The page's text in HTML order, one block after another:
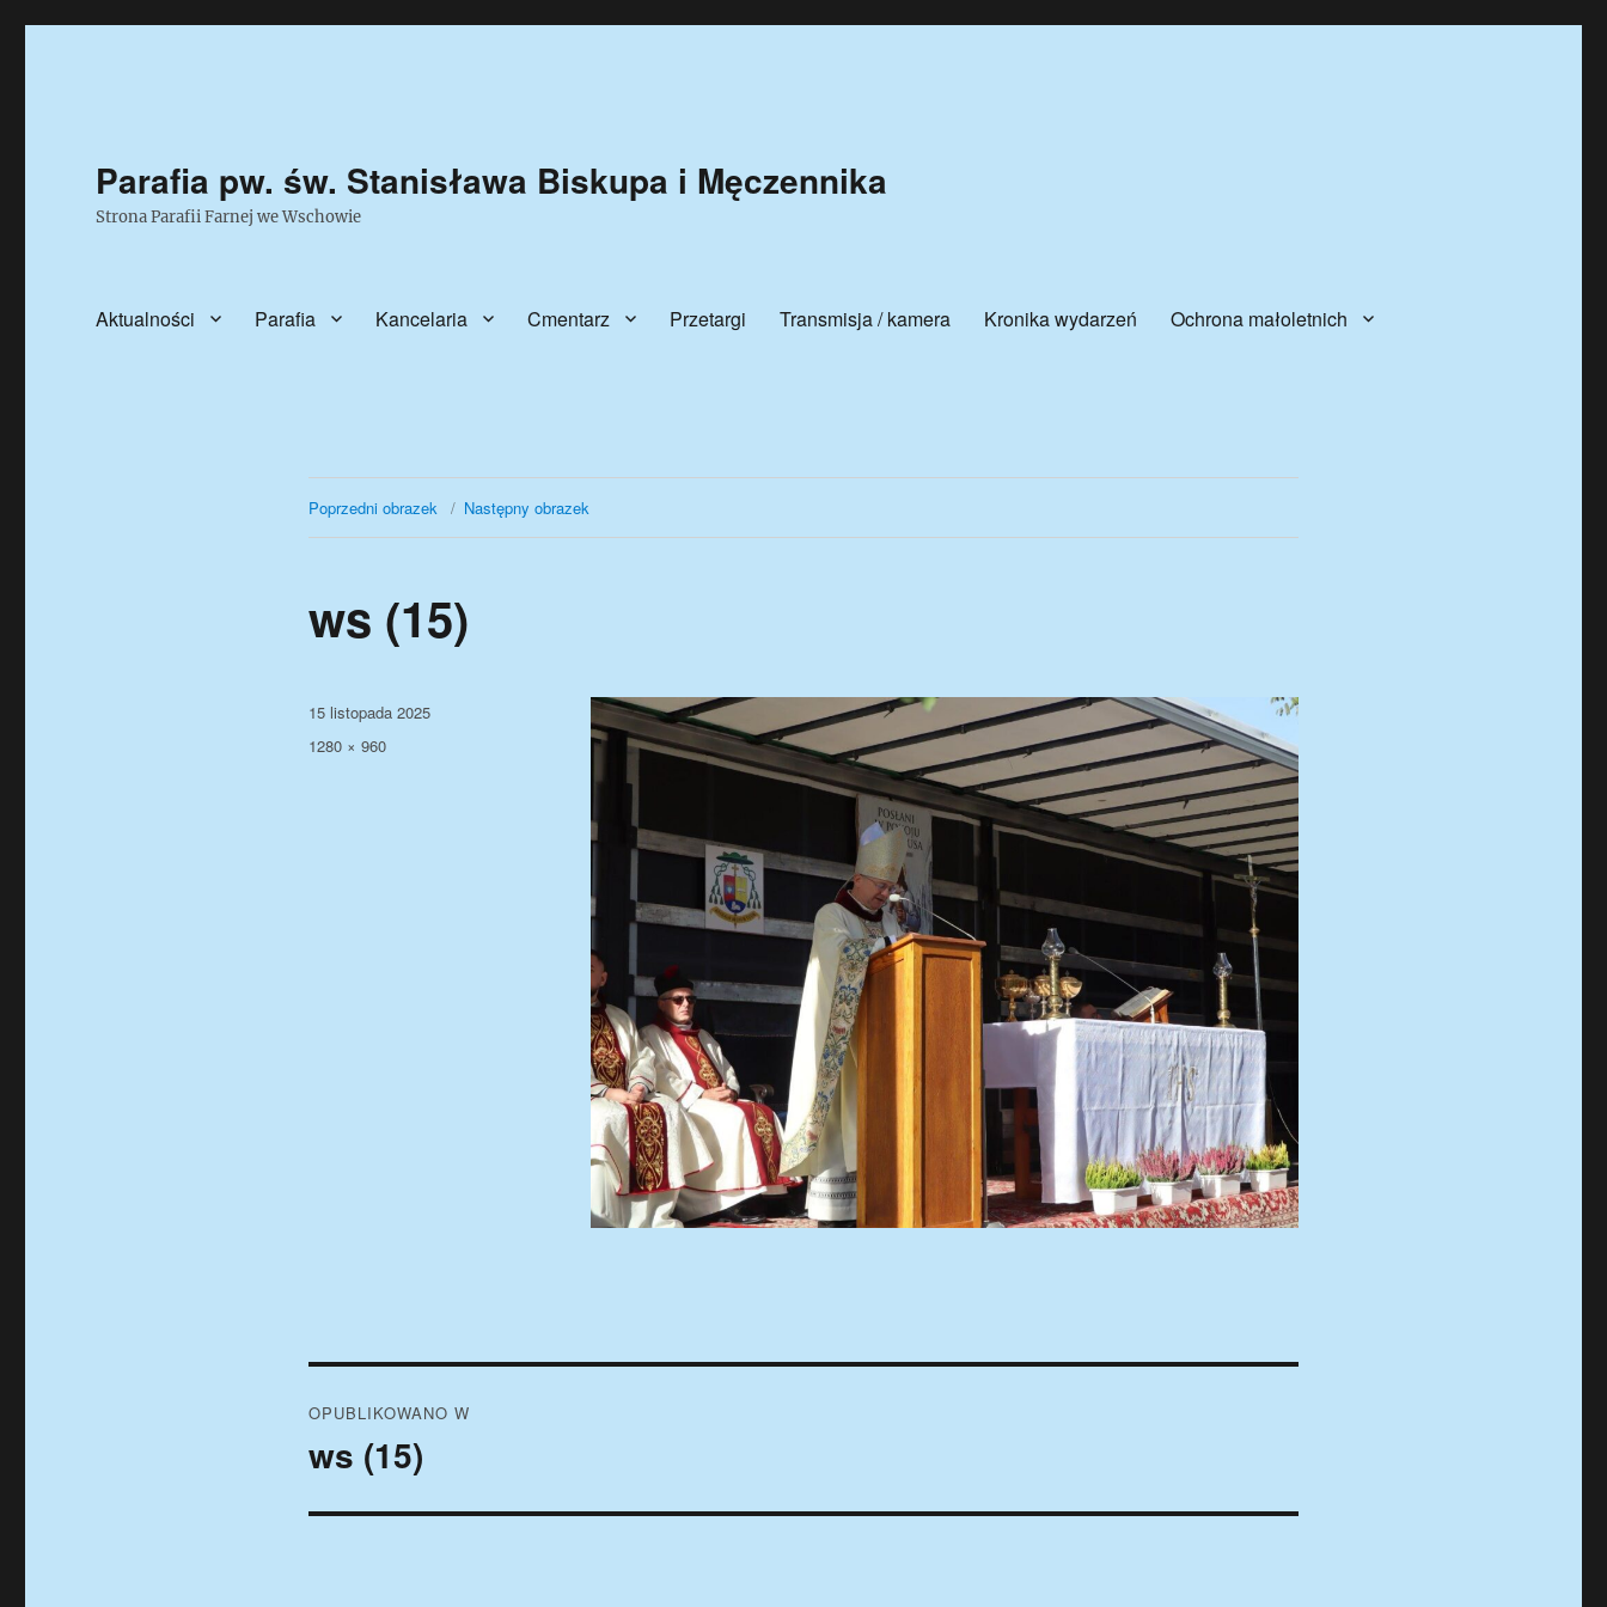
Parafia pw. św. Stanisława Biskupa i Męczennika
Strona Parafii Farnej we Wschowie
Aktualności Parafia Kancelaria Cmentarz Przetargi Transmisja / kamera Kronika wydarzeń Ochrona małoletnich
Poprzedni obrazek Następny obrazek
ws (15)
Data
publikacji
15 listopada 2025
Pełny
1280 × 960
wpisu
OPUBLIKOWANO W
ws (15)